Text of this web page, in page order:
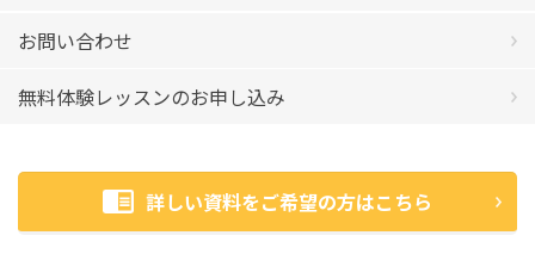
お問い合わせ
無料体験レッスンのお申し込み
詳しい資料をご希望の方はこちら